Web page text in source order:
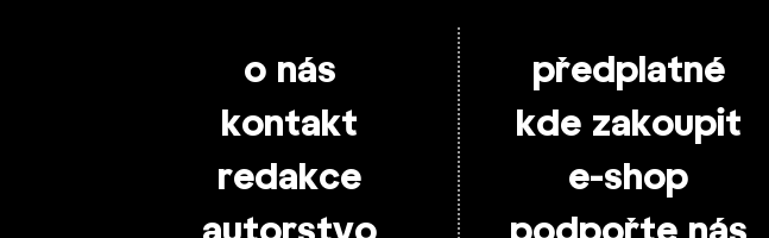
o nás
kontakt
redakce
předplatné
kde zakoupit
e-shop